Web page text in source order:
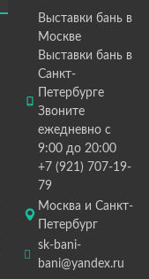
Выставки бань в
Москве
Выставки бань в
Санкт-
Петербурге
Звоните
ежедневно с
9:00 до 20:00
+7 (921) 707-19-
79
Москва и Санкт-
Петербург
sk-bani-
bani@yandex.ru